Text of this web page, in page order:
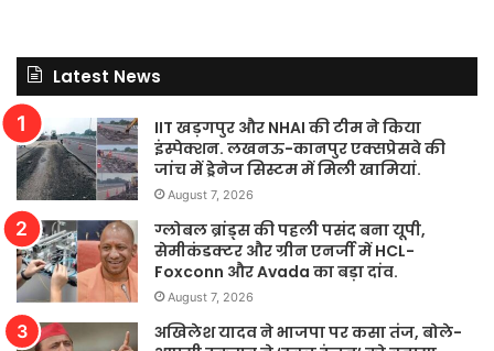
Latest News
IIT खड़गपुर और NHAI की टीम ने किया
इंस्पेक्शन. लखनऊ-कानपुर एक्सप्रेसवे की
जांच में ड्रेनेज सिस्टम में मिली खामियां.
August 7, 2026
ग्लोबल ब्रांड्स की पहली पसंद बना यूपी,
सेमीकंडक्टर और ग्रीन एनर्जी में HCL-
Foxconn और Avada का बड़ा दांव.
August 7, 2026
अखिलेश यादव ने भाजपा पर कसा तंज, बोले-